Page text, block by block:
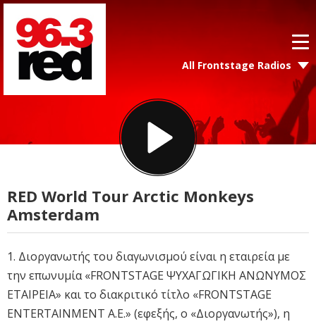
All Frontstage Radios
RED World Tour Arctic Monkeys
Amsterdam
1. Διοργανωτής του διαγωνισμού είναι η εταιρεία με
την επωνυμία «FRONTSTAGE ΨΥΧΑΓΩΓΙΚΗ ΑΝΩΝΥΜΟΣ
ΕΤΑΙΡΕΙΑ» και το διακριτικό τίτλο «FRONTSTAGE
ENTERTAINMENT A.E.» (εφεξής, ο «Διοργανωτής»), η